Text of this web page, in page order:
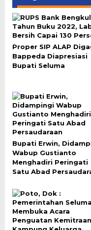
Proper SIP ALAP
Bappeda Diapresiasi
Bupati Seluma
Bupati Erwin,
Wabup Gustianto
Menghadiri Peringati
Satu Abad